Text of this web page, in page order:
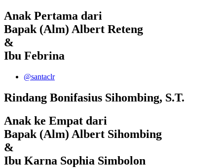
Anak Pertama dari
Bapak (Alm) Albert Reteng
&
Ibu Febrina
@santaclr
Rindang Bonifasius Sihombing, S.T.
Anak ke Empat dari
Bapak (Alm) Albert Sihombing
&
Ibu Karna Sophia Simbolon